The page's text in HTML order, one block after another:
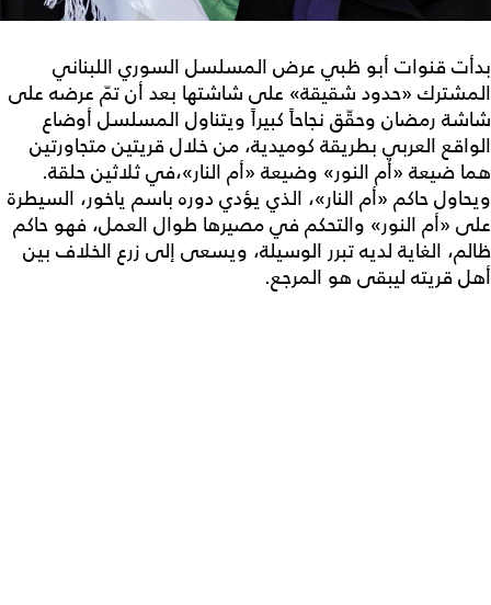
بدأت قنوات أبو ظبي عرض المسلسل السوري اللبناني
المشترك «حدود شقيقة» على شاشتها بعد أن تمّ عرضه على
شاشة رمضان وحقّق نجاحاً كبيراً ويتناول المسلسل أوضاع
الواقع العربي بطريقة كوميدية، من خلال قريتين متجاورتين
هما ضيعة «أم النور» وضيعة «أم النار»،في ثلاثين حلقة.
ويحاول حاكم «أم النار»، الذي يؤدي دوره باسم ياخور، السيطرة
على «أم النور» والتحكم في مصيرها طوال العمل، فهو حاكم
ظالم، الغاية لديه تبرر الوسيلة، ويسعى إلى زرع الخلاف بين
أهل قريته ليبقى هو المرجع.